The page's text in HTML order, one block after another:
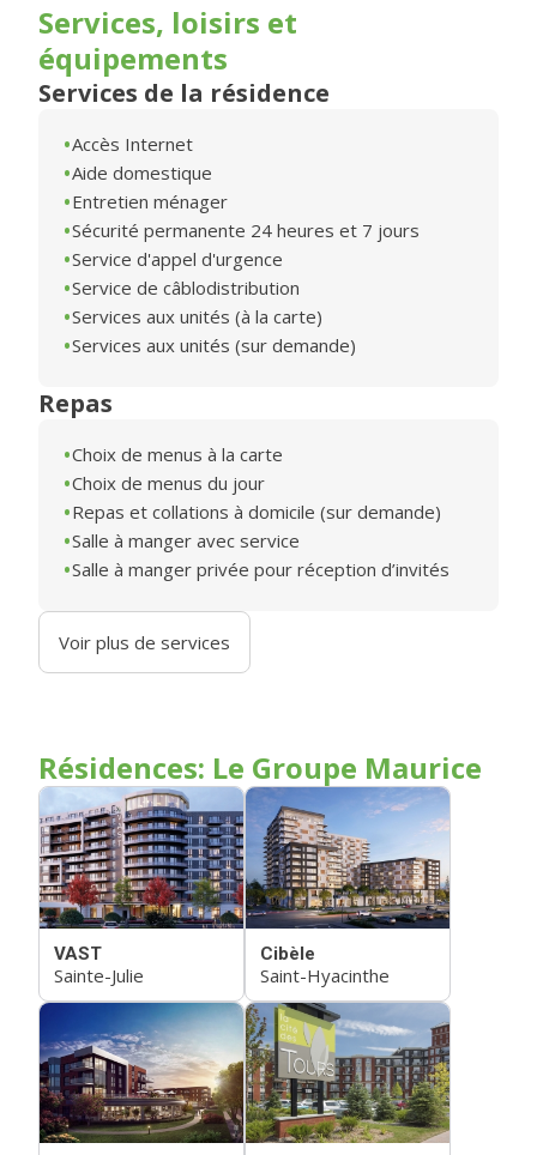
Services, loisirs et
équipements
Services de la résidence
Accès Internet
Aide domestique
Entretien ménager
Sécurité permanente 24 heures et 7 jours
Service d'appel d'urgence
Service de câblodistribution
Services aux unités (à la carte)
Services aux unités (sur demande)
Repas
Choix de menus à la carte
Choix de menus du jour
Repas et collations à domicile (sur demande)
Salle à manger avec service
Salle à manger privée pour réception d’invités
Voir plus de services
Résidences: Le Groupe Maurice
VAST
Sainte-Julie
Cibèle
Saint-Hyacinthe